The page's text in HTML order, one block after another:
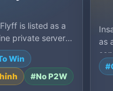
is listed as a
private server
100: Farm
St…
Win
#No P2W
as